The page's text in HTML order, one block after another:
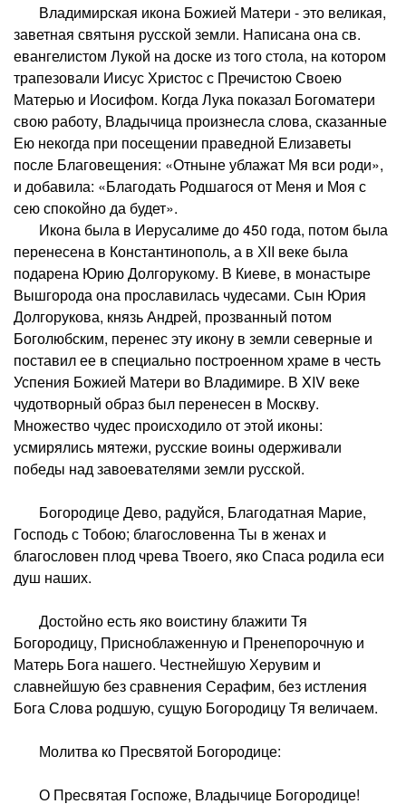
Владимирская икона Божией Матери - это великая,
заветная святыня русской земли. Написана она св.
евангелистом Лукой на доске из того стола, на котором
трапезовали Иисус Христос с Пречистою Своею
Матерью и Иосифом. Когда Лука показал Богоматери
свою работу, Владычица произнесла слова, сказанные
Ею некогда при посещении праведной Елизаветы
после Благовещения: «Отныне ублажат Мя вси роди»,
и добавила: «Благодать Родшагося от Меня и Моя с
сею спокойно да будет».
Икона была в Иерусалиме до 450 года, потом была
перенесена в Константинополь, а в ХII веке была
подарена Юрию Долгорукому. В Киеве, в монастыре
Вышгорода она прославилась чудесами. Сын Юрия
Долгорукова, князь Андрей, прозванный потом
Боголюбским, перенес эту икону в земли северные и
поставил ее в специально построенном храме в честь
Успения Божией Матери во Владимире. В XIV веке
чудотворный образ был перенесен в Москву.
Множество чудес происходило от этой иконы:
усмирялись мятежи, русские воины одерживали
победы над завоевателями земли русской.
Богородице Дево, радуйся, Благодатная Марие,
Господь с Тобою; благословенна Ты в женах и
благословен плод чрева Твоего, яко Спаса родила еси
душ наших.
Достойно есть яко воистину блажити Тя
Богородицу, Присноблаженную и Пренепорочную и
Матерь Бога нашего. Честнейшую Херувим и
славнейшую без сравнения Серафим, без истления
Бога Слова родшую, сущую Богородицу Тя величаем.
Молитва ко Пресвятой Богородице:
О Пресвятая Госпоже, Владычице Богородице!